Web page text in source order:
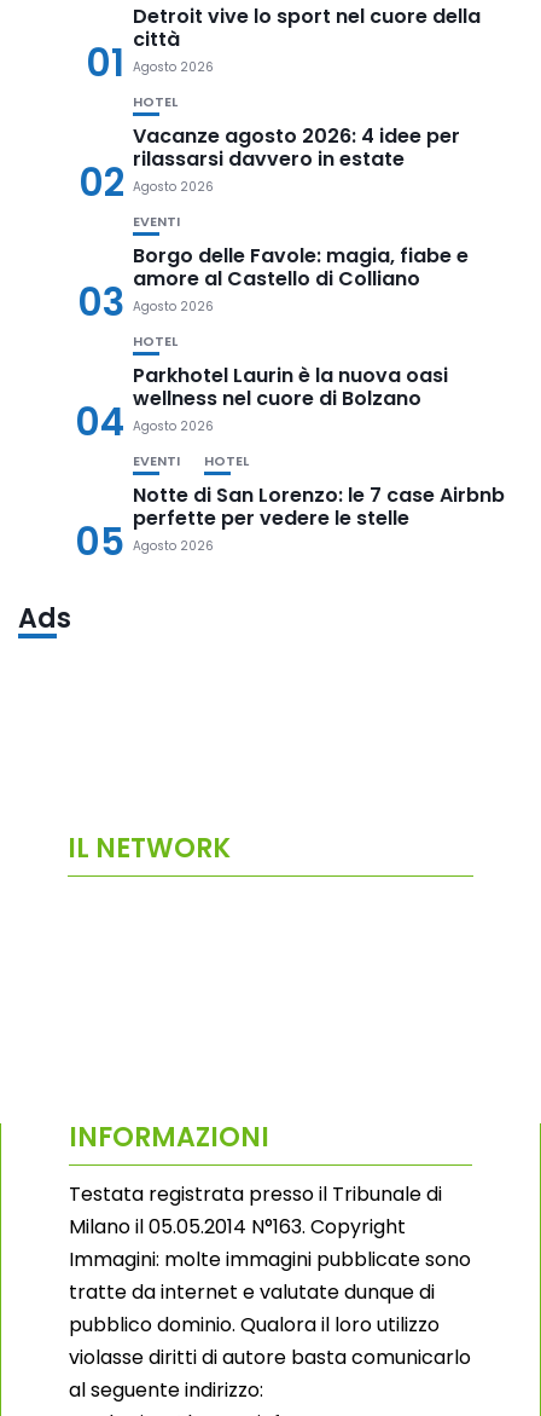
01
Detroit vive lo sport nel cuore della
città
Agosto 2026
02
HOTEL
Vacanze agosto 2026: 4 idee per
rilassarsi davvero in estate
Agosto 2026
03
EVENTI
Borgo delle Favole: magia, fiabe e
amore al Castello di Colliano
Agosto 2026
04
HOTEL
Parkhotel Laurin è la nuova oasi
wellness nel cuore di Bolzano
Agosto 2026
05
EVENTI HOTEL
Notte di San Lorenzo: le 7 case Airbnb
perfette per vedere le stelle
Agosto 2026
Ads
IL NETWORK
INFORMAZIONI
Testata registrata presso il Tribunale di
Milano il 05.05.2014 N°163. Copyright
Immagini: molte immagini pubblicate sono
tratte da internet e valutate dunque di
pubblico dominio. Qualora il loro utilizzo
violasse diritti di autore basta comunicarlo
al seguente indirizzo: